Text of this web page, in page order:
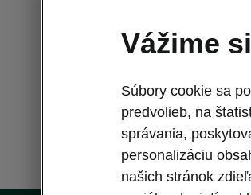
Nastala chyba.
Vážime
Súbory cookie sa
predvolieb, na
správania,
personalizáciu
našich stránok